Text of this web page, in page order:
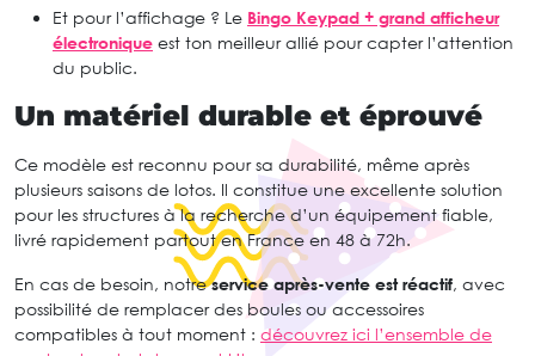
Et pour l’affichage ? Le Bingo Keypad + grand afficheur
électronique est ton meilleur allié pour capter l’attention
du public.
Un matériel durable et éprouvé
Ce modèle est reconnu pour sa durabilité, même après
plusieurs saisons de lotos. Il constitue une excellente solution
pour les structures à la recherche d’un équipement fiable,
livré rapidement partout en France en 48 à 72h.
En cas de besoin, notreservice après-vente est réactif, avec
possibilité de remplacer des boules ou accessoires
compatibles à tout moment : découvrez ici l’ensemble de